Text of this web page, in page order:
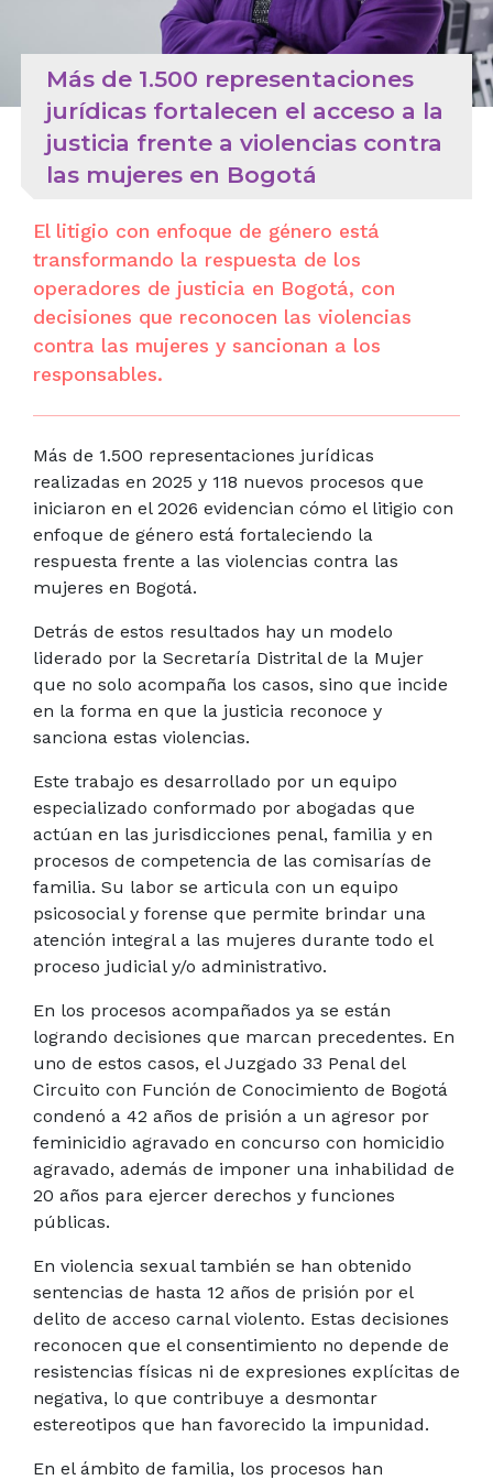
Más de 1.500 representaciones
jurídicas fortalecen el acceso a la
justicia frente a violencias contra
las mujeres en Bogotá
El litigio con enfoque de género está
transformando la respuesta de los
operadores de justicia en Bogotá, con
decisiones que reconocen las violencias
contra las mujeres y sancionan a los
responsables.
Más de 1.500 representaciones jurídicas
realizadas en 2025 y 118 nuevos procesos que
iniciaron en el 2026 evidencian cómo el litigio con
enfoque de género está fortaleciendo la
respuesta frente a las violencias contra las
mujeres en Bogotá.
Detrás de estos resultados hay un modelo
liderado por la Secretaría Distrital de la Mujer
que no solo acompaña los casos, sino que incide
en la forma en que la justicia reconoce y
sanciona estas violencias.
Este trabajo es desarrollado por un equipo
especializado conformado por abogadas que
actúan en las jurisdicciones penal, familia y en
procesos de competencia de las comisarías de
familia. Su labor se articula con un equipo
psicosocial y forense que permite brindar una
atención integral a las mujeres durante todo el
proceso judicial y/o administrativo.
En los procesos acompañados ya se están
logrando decisiones que marcan precedentes. En
uno de estos casos, el Juzgado 33 Penal del
Circuito con Función de Conocimiento de Bogotá
condenó a 42 años de prisión a un agresor por
feminicidio agravado en concurso con homicidio
agravado, además de imponer una inhabilidad de
20 años para ejercer derechos y funciones
públicas.
En violencia sexual también se han obtenido
sentencias de hasta 12 años de prisión por el
delito de acceso carnal violento. Estas decisiones
reconocen que el consentimiento no depende de
resistencias físicas ni de expresiones explícitas de
negativa, lo que contribuye a desmontar
estereotipos que han favorecido la impunidad.
En el ámbito de familia, los procesos han